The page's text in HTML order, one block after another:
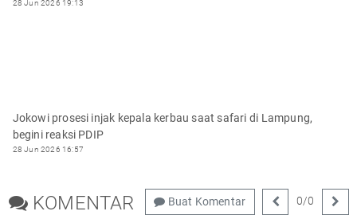
28 Jun 2026 19:13
Jokowi prosesi injak kepala kerbau saat safari di Lampung,
begini reaksi PDIP
28 Jun 2026 16:57
KOMENTAR Buat Komentar 0/0